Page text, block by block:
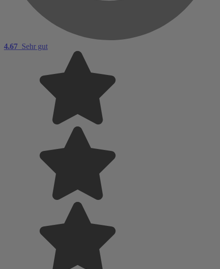
4.67 Sehr gut